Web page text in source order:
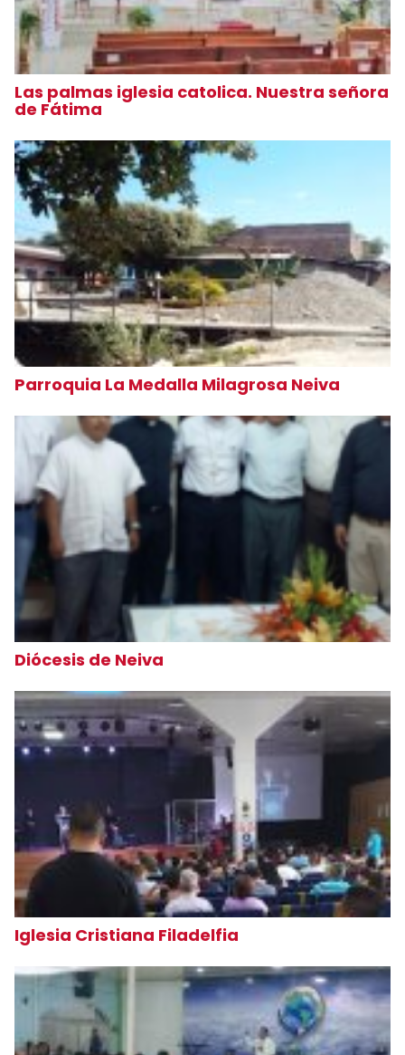
Las palmas iglesia catolica. Nuestra señora
de Fátima
Parroquia La Medalla Milagrosa Neiva
Diócesis de Neiva
Iglesia Cristiana Filadelfia